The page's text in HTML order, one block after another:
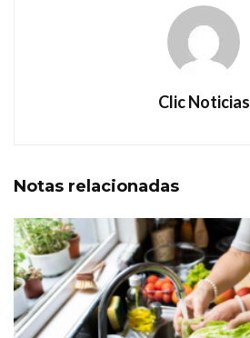
Clic Noticias
Notas relacionadas